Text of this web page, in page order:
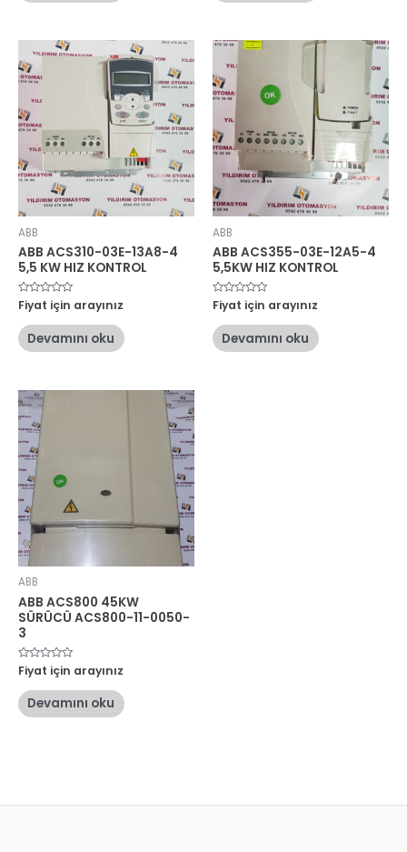
ABB
ABB ACS310-03E-13A8-4
5,5 KW HIZ KONTROL
5
üzerinden
oy
aldı
Fiyat için arayınız
Devamını oku
ABB
ABB ACS355-03E-12A5-4
5,5KW HIZ KONTROL
5
üzerinden
oy
aldı
Fiyat için arayınız
Devamını oku
ABB
ABB ACS800 45KW
SÜRÜCÜ ACS800-11-0050-
3
5
üzerinden
oy
aldı
Fiyat için arayınız
Devamını oku